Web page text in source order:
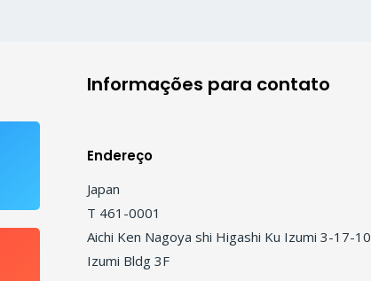
Informações para contato
Endereço
Japan
T 461-0001
Aichi Ken Nagoya shi Higashi Ku Izumi 3-17-10
Izumi Bldg 3F